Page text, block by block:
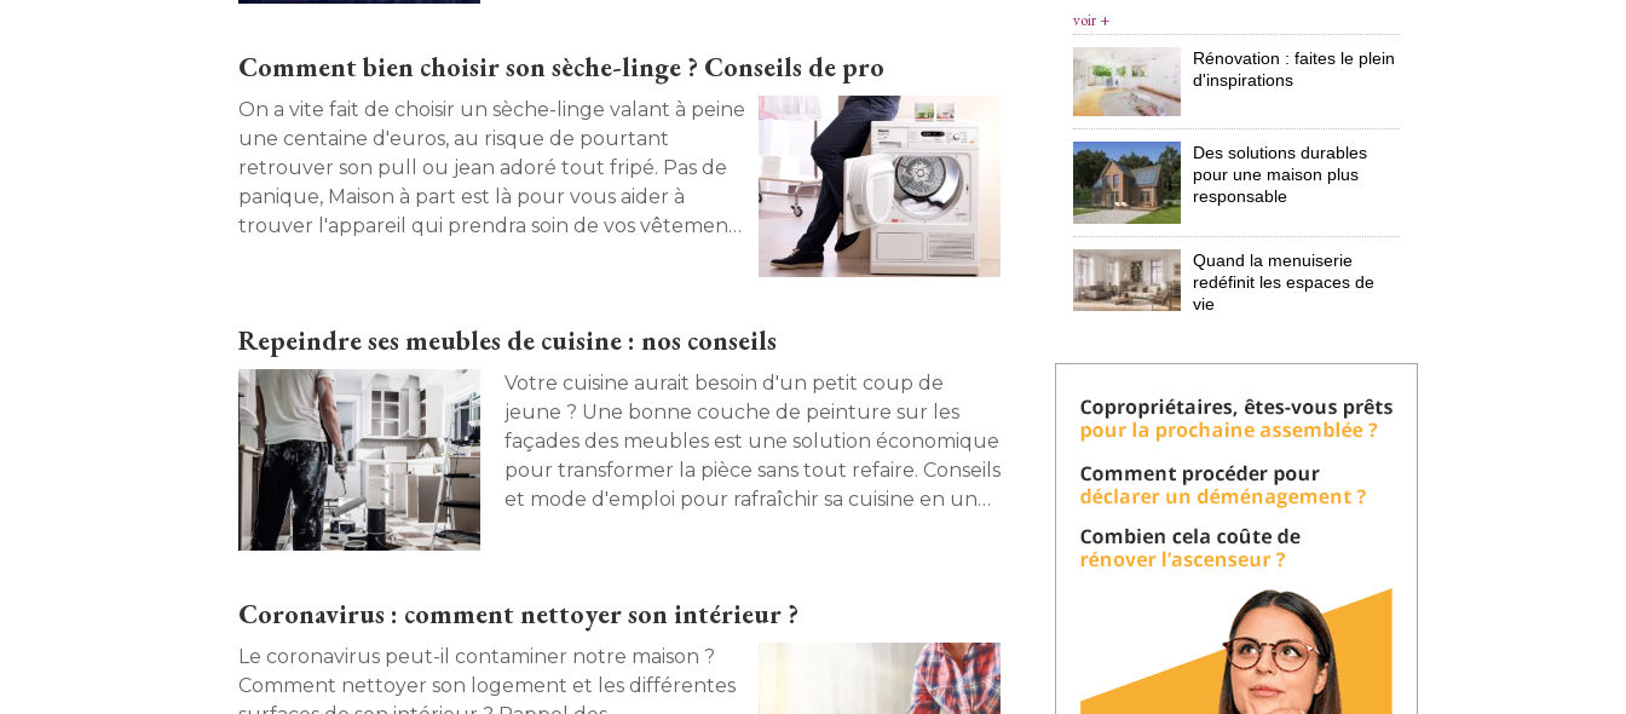
Comment bien choisir son sèche-linge ? Conseils de pro
On a vite fait de choisir un sèche-linge valant à peine
une centaine d'euros, au risque de pourtant
retrouver son pull ou jean adoré tout fripé. Pas de
panique, Maison à part est là pour vous aider à
trouver l'appareil qui prendra soin de vos vêtements
Repeindre ses meubles de cuisine : nos conseils
Votre cuisine aurait besoin d'un petit coup de
jeune ? Une bonne couche de peinture sur les
façades des meubles est une solution économique
pour transformer la pièce sans tout refaire. Conseils
et mode d'emploi pour rafraîchir sa cuisine en un
Coronavirus : comment nettoyer son intérieur ?
Le coronavirus peut-il contaminer notre maison ?
Comment nettoyer son logement et les différentes
voir +
Rénovation : faites le plein
d'inspirations
Des solutions durables
pour une maison plus
responsable
Quand la menuiserie
redéfinit les espaces de
vie